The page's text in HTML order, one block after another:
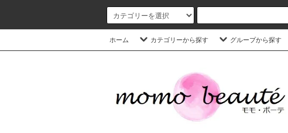
ホーム カテゴリーから探す グループから探す